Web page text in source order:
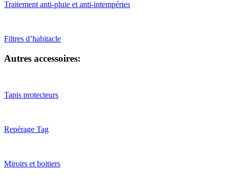
Traitement anti-pluie et anti-intempéries
Filtres d’habitacle
Autres accessoires:
Tapis protecteurs
Repérage Tag
Miroirs et boitiers